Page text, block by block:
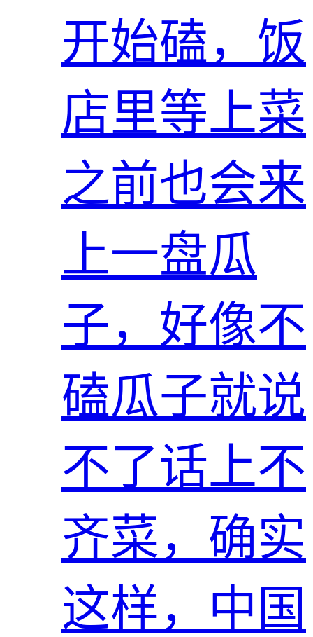
开始磕，饭
店里等上菜
之前也会来
上一盘瓜
子，好像不
磕瓜子就说
不了话上不
齐菜，确实
这样，中国